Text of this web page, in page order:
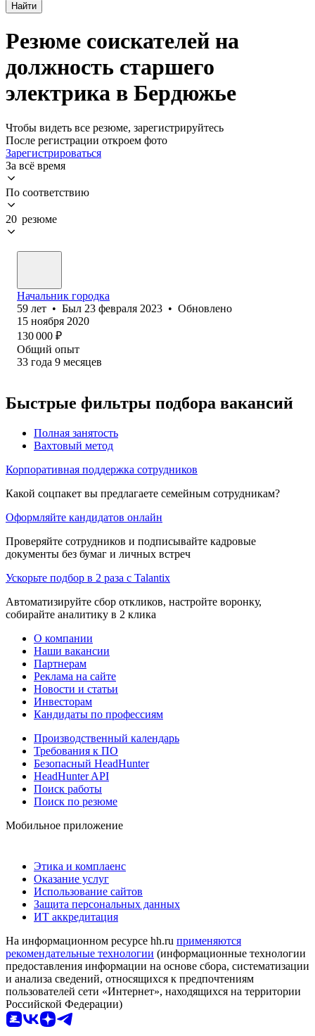
Найти
Резюме соискателей на
должность старшего
электрика в Бердюжье
Чтобы видеть все резюме, зарегистрируйтесь
После регистрации откроем фото
Зарегистрироваться
За всё время
По соответствию
20 резюме
Начальник городка
59 лет • Был 23 февраля 2023 • Обновлено
15 ноября 2020
130 000 ₽
Общий опыт
33 года 9 месяцев
Быстрые фильтры подбора вакансий
Полная занятость
Вахтовый метод
Корпоративная поддержка сотрудников
Какой соцпакет вы предлагаете семейным сотрудникам?
Оформляйте кандидатов онлайн
Проверяйте сотрудников и подписывайте кадровые
документы без бумаг и личных встреч
Ускорьте подбор в 2 раза с Talantix
Автоматизируйте сбор откликов, настройте воронку,
собирайте аналитику в 2 клика
О компании
Наши вакансии
Партнерам
Реклама на сайте
Новости и статьи
Инвесторам
Кандидаты по профессиям
Производственный календарь
Требования к ПО
Безопасный HeadHunter
HeadHunter API
Поиск работы
Поиск по резюме
Мобильное приложение
Этика и комплаенс
Оказание услуг
Использование сайтов
Защита персональных данных
ИТ аккредитация
На информационном ресурсе hh.ru применяются
рекомендательные технологии (информационные технологии
предоставления информации на основе сбора, систематизации
и анализа сведений, относящихся к предпочтениям
пользователей сети «Интернет», находящихся на территории
Российской Федерации)